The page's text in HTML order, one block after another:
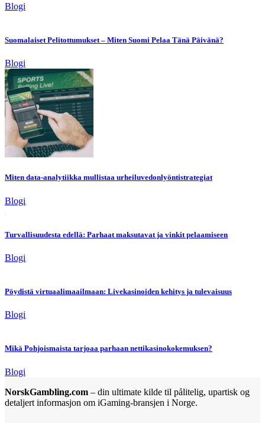
Blogi
Suomalaiset Pelitottumukset – Miten Suomi Pelaa Tänä Päivänä?
Blogi
Miten data-analytiikka mullistaa urheiluvedonlyöntistrategiat
Blogi
Turvallisuudesta edellä: Parhaat maksutavat ja vinkit pelaamiseen
Blogi
Pöydistä virtuaalimaailmaan: Livekasinoiden kehitys ja tulevaisuus
Blogi
Mikä Pohjoismaista tarjoaa parhaan nettikasinokokemuksen?
Blogi
NorskGambling.com – din ultimate kilde til pålitelig, upartisk og
detaljert informasjon om iGaming-bransjen i Norge.